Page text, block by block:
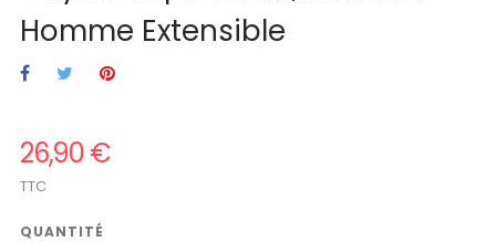
Homme Extensible
26,90 €
TTC
QUANTITÉ